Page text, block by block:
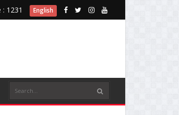
1231 English